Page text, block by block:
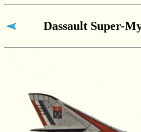
Dassault Super-